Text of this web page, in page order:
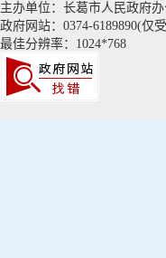
主办单位：长葛市人民政府办
政府网站：0374-6189890(仅
最佳分辨率：1024*768